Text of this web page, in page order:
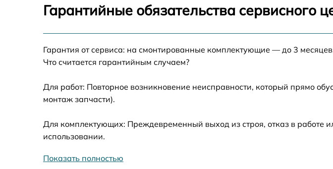
Замена термопасты Honor 14 HGEW56 от
HGEW56
Замена оперативной памяти Honor 14
Замена микрофона Honor 14 HGEW56
Замена звуковой карты Honor 14 HGEW56
Гарантийные обязательства сервисного
Гарантия от сервиса: на смонтированные комплектующие — до 3
Что считается гарантийным случаем?
Для работ: Повторное возникновение неисправности, который прямо
монтаж запчасти).
Для комплектующих: Преждевременный выход из строя, отказ в работе
использовании.
Показать полностью